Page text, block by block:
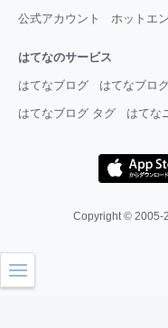
公式アカウント ホットエ
はてなのサービス
はてなブログ はてなブロ
はてなブログ タグ はてな
Copyright © 2005-